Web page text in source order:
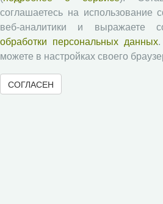
Социальное пространство
Юный экономист
АгроЗооТехника
соглашаетесь на использование
веб-аналитики и выражаете
обработки персональных данных
можете в настройках своего
СОГЛАСЕН